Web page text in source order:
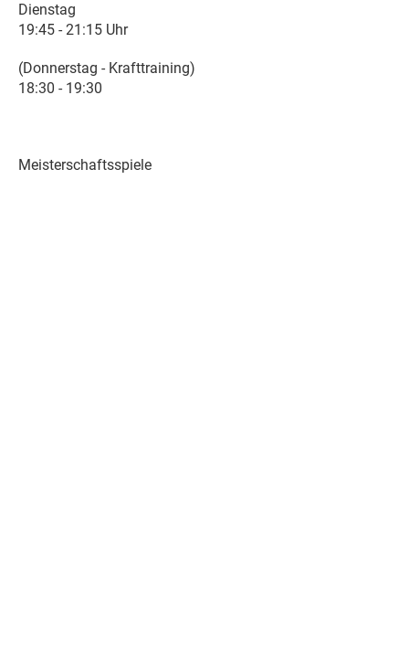
Dienstag
19:45 - 21:15 Uhr
(Donnerstag - Krafttraining)
18:30 - 19:30
Meisterschaftsspiele